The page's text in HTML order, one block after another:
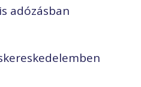
adózásban